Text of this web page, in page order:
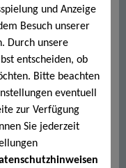
und Anzeige
Besuch unserer
Durch unsere
entscheiden, ob
Bitte beachten
eventuell
zur Verfügung
Sie jederzeit
Körper,feste
Sie in der
Programm
schnell
freut sich schon